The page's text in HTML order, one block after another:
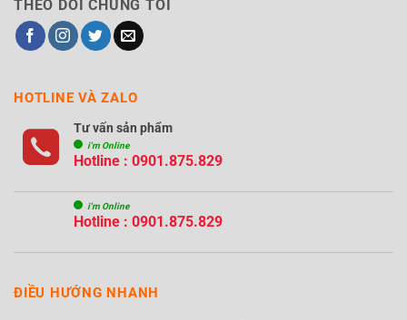
THEO DÕI CHÚNG TÔI
HOTLINE VÀ ZALO
Tư vấn sản phẩm
i'm Online
Hotline : 0901.875.829
i'm Online
Hotline : 0901.875.829
ĐIỀU HƯỚNG NHANH